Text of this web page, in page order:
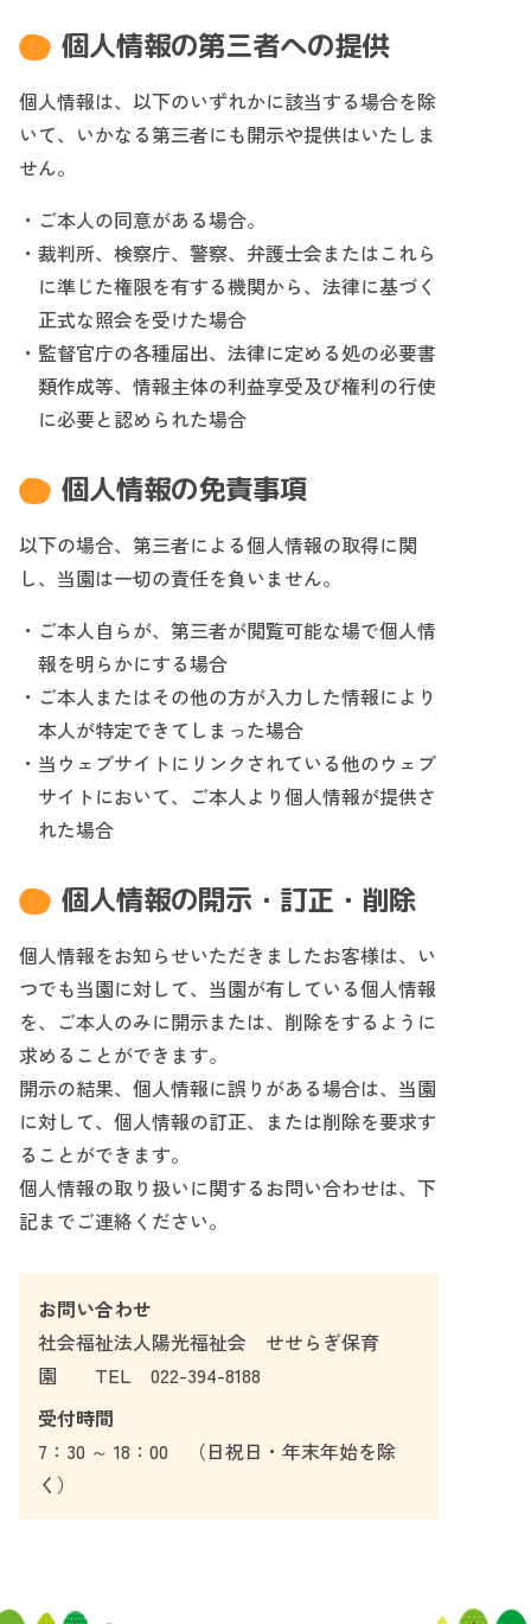
個人情報の第三者への提供
個人情報は、以下のいずれかに該当する場合を除
いて、いかなる第三者にも開示や提供はいたしま
せん。
ご本人の同意がある場合。
裁判所、検察庁、警察、弁護士会またはこれら
に準じた権限を有する機関から、法律に基づく
正式な照会を受けた場合
監督官庁の各種届出、法律に定める処の必要書
類作成等、情報主体の利益享受及び権利の行使
に必要と認められた場合
個人情報の免責事項
以下の場合、第三者による個人情報の取得に関
し、当園は一切の責任を負いません。
ご本人自らが、第三者が閲覧可能な場で個人情
報を明らかにする場合
ご本人またはその他の方が入力した情報により
本人が特定できてしまった場合
当ウェブサイトにリンクされている他のウェブ
サイトにおいて、ご本人より個人情報が提供さ
れた場合
個人情報の開示・訂正・削除
個人情報をお知らせいただきましたお客様は、い
つでも当園に対して、当園が有している個人情報
を、ご本人のみに開示または、削除をするように
求めることができます。
開示の結果、個人情報に誤りがある場合は、当園
に対して、個人情報の訂正、または削除を要求す
ることができます。
個人情報の取り扱いに関するお問い合わせは、下
記までご連絡ください。
お問い合わせ
社会福祉法人陽光福祉会 せせらぎ保育
園 TEL 022-394-8188
受付時間
7：30 ～ 18：00 （日祝日・年末年始を除
く）